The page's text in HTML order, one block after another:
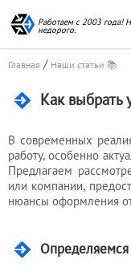
Работаем с 2003 года!
недорого.
Главная / Наши статьи 📚
Как выбрать
В современных
работу, особенно
Предлагаем
или компании,
нюансы оформления
Главная
страница
Отзывы
Вакансии
Наши
КВЭД в
деталях
Калькулятор